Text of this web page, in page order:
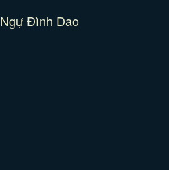
Ngự Đình Dao